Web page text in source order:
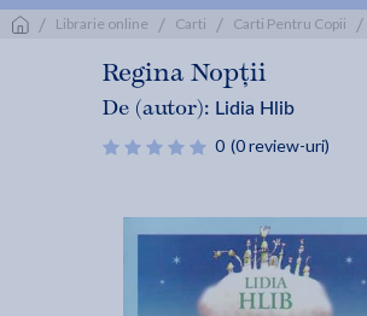
/ Librarie online / Carti / Carti Pentru Copii /
Regina Nopții
De (autor): Lidia Hlib
0 (0 review-uri)